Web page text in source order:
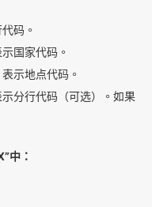
码。
国家代码。
示地点代码。
分行代码（可选）。如果
中：